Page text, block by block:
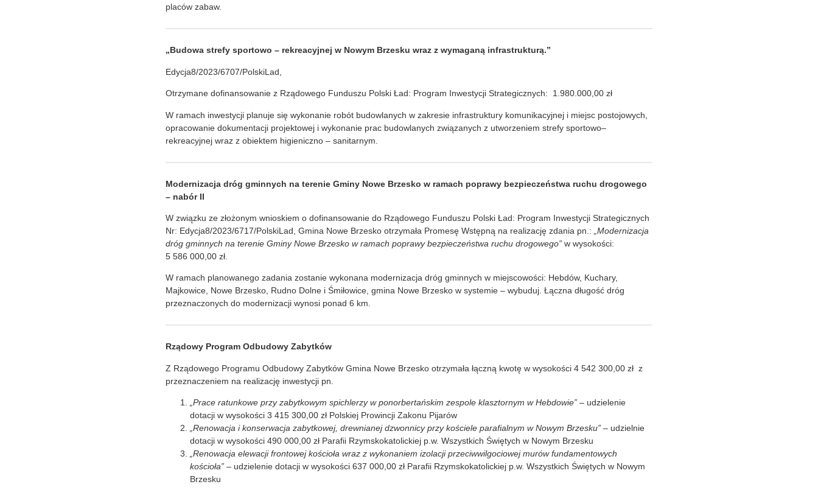
placów zabaw.
„Budowa strefy sportowo – rekreacyjnej w Nowym Brzesku wraz z wymaganą infrastrukturą.”
Edycja8/2023/6707/PolskiLad,
Otrzymane dofinansowanie z Rządowego Funduszu Polski Ład: Program Inwestycji Strategicznych: 1.980.000,00 zł
W ramach inwestycji planuje się wykonanie robót budowlanych w zakresie infrastruktury komunikacyjnej i miejsc postojowych,
opracowanie dokumentacji projektowej i wykonanie prac budowlanych związanych z utworzeniem strefy sportowo–
rekreacyjnej wraz z obiektem higieniczno – sanitarnym.
Modernizacja dróg gminnych na terenie Gminy Nowe Brzesko w ramach poprawy bezpieczeństwa ruchu drogowego
– nabór II
W związku ze złożonym wnioskiem o dofinansowanie do Rządowego Funduszu Polski Ład: Program Inwestycji Strategicznych
Nr: Edycja8/2023/6717/PolskiLad, Gmina Nowe Brzesko otrzymała Promesę Wstępną na realizację zdania pn.:
Modernizacja
dróg gminnych na terenie Gminy Nowe Brzesko w ramach poprawy bezpieczeństwa ruchu drogowego” w wysokości:
5 586 000,00 zł.
W ramach planowanego zadania zostanie wykonana modernizacja dróg gminnych w miejscowości: Hebdów, Kuchary,
Majkowice, Nowe Brzesko, Rudno Dolne i Śmiłowice, gmina Nowe Brzesko w systemie – wybuduj. Łączna długość dróg
przeznaczonych do modernizacji wynosi ponad 6 km.
Rządowy Program Odbudowy Zabytków
Z Rządowego Programu Odbudowy Zabytków Gmina Nowe Brzesko otrzymała łączną kwotę w wysokości 4 542 300,00 zł z
przeznaczeniem na realizację inwestycji pn.
„Prace ratunkowe przy zabytkowym spichlerzy w ponorbertańskim zespole klasztornym w Hebdowie” – udzielenie
dotacji w wysokości 3 415 300,00 zł Polskiej Prowincji Zakonu Pijarów
„Renowacja i konserwacja zabytkowej, drewnianej dzwonnicy przy kościele parafialnym w Nowym Brzesku” – udzielnie
dotacji w wysokości 490 000,00 zł Parafii Rzymskokatolickiej p.w. Wszystkich Świętych w Nowym Brzesku
„Renowacja elewacji frontowej kościoła wraz z wykonaniem izolacji przeciwwilgociowej murów fundamentowych
kościoła” – udzielenie dotacji w wysokości 637 000,00 zł Parafii Rzymskokatolickiej p.w. Wszystkich Świętych w Nowym
Brzesku